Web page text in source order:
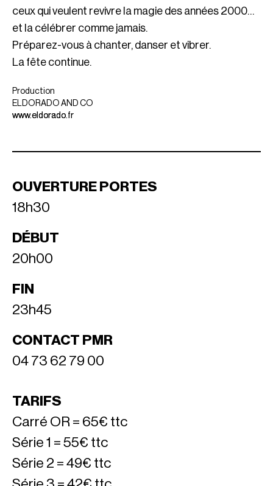
ceux qui veulent revivre la magie des années 2000…
et la célébrer comme jamais.
Préparez-vous à chanter, danser et vibrer.
La fête continue.
Production
ELDORADO AND CO
www.eldorado.fr
OUVERTURE PORTES
18h30
DÉBUT
20h00
FIN
23h45
CONTACT PMR
04 73 62 79 00
TARIFS
Carré OR = 65€ ttc
Série 1 = 55€ ttc
Série 2 = 49€ ttc